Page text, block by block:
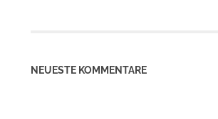
NEUESTE KOMMENTARE